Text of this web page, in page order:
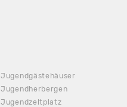
Jugendgästehäuser
Jugendherbergen
Jugendzeltplatz